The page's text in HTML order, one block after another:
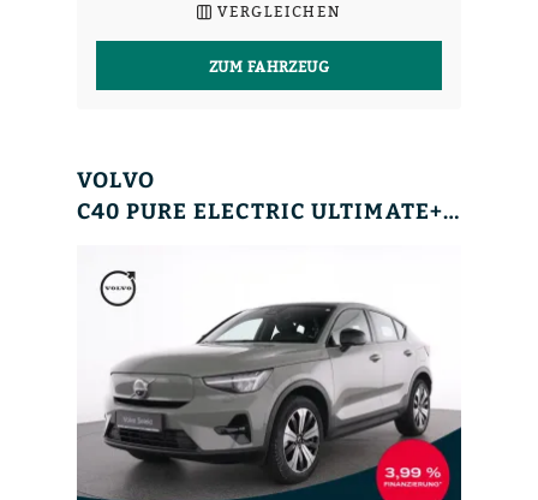
VERGLEICHEN
ZUM FAHRZEUG
VOLVO
C40 PURE ELECTRIC ULTIMATE+AHK+MET+WINTERPAK+LED